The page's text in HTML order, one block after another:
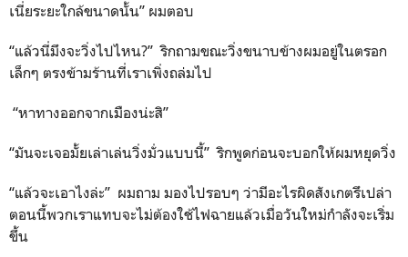
เนี่ยระยะใกล้ขนาดนั้น” ผมตอบ
“แล้วนี่มึงจะวิ่งไปไหน?” ริกถามขณะวิ่งขนาบข้างผมอยู่ในตรอก
เล็กๆ ตรงข้ามร้านที่เราเพิ่งถล่มไป
“หาทางออกจากเมืองน่ะสิ”
“มันจะเจอมั้ยเล่าเล่นวิ่งมั่วแบบนี้” ริกพูดก่อนจะบอกให้ผมหยุดวิ่ง
“แล้วจะเอาไงล่ะ” ผมถาม มองไปรอบๆ ว่ามีอะไรผิดสังเกตรึเปล่า
ตอนนี้พวกเราแทบจะไม่ต้องใช้ไฟฉายแล้วเมื่อวันใหม่กำลังจะเริ่ม
ขึ้น